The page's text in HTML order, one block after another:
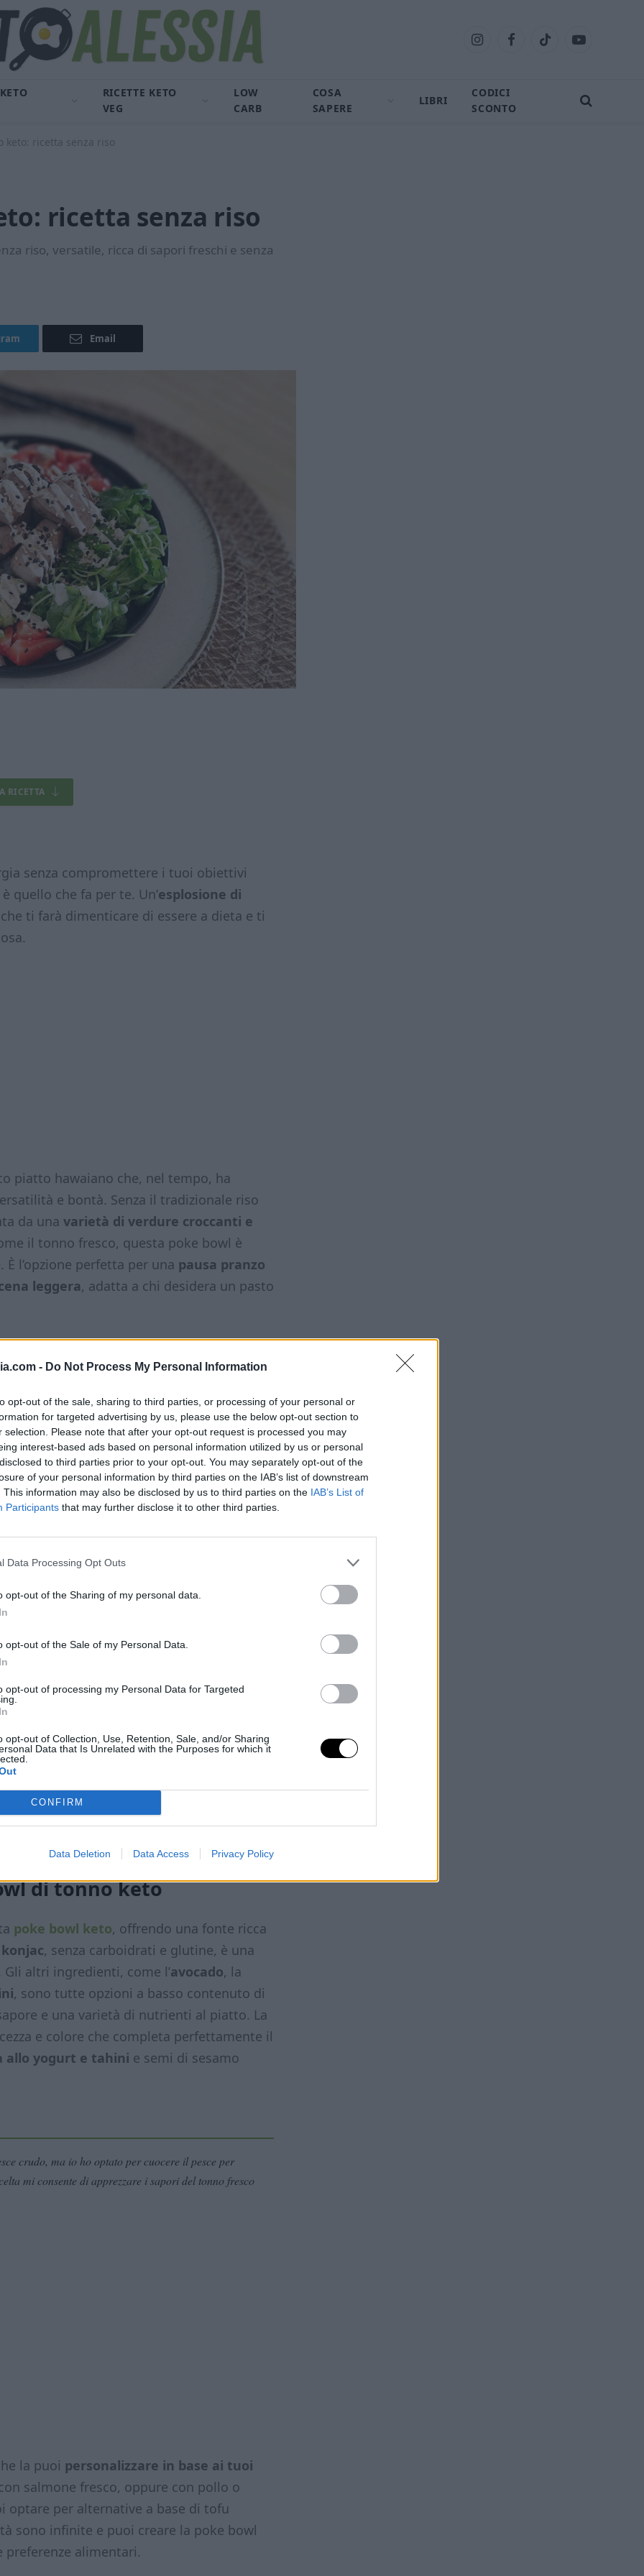
- Do Not Process My Personal Information
opt-out of the sale, sharing to third parties, or processing of your personal or
for targeted advertising by us, please use the below opt-out section to
selection. Please note that after your opt-out request is processed you may
interest-based ads based on personal information utilized by us or personal
to third parties prior to your opt-out. You may separately opt-out of the
of your personal information by third parties on the IAB’s list of downstream
This information may also be disclosed by us to third parties on the IAB’s List of
Participants that may further disclose it to other third parties.
Data Processing Opt Outs
opt-out of the Sharing of my personal data.
opt-out of the Sale of my Personal Data.
opt-out of processing my Personal Data for Targeted
opt-out of Collection, Use, Retention, Sale, and/or Sharing
Data that Is Unrelated with the Purposes for which it
CONFIRM
Data Deletion Data Access Privacy Policy
InstagramFacebookTikTok YouTube
RICETTE KETO
VEG
LOW
CARB
COSA
SAPERE
LIBRI
CODICI
SCONTO
keto: ricetta senza riso
ricetta senza riso
riso, versatile, ricca di sapori freschi e senza
Email
RICETTA
senza compromettere i tuoi obiettivi
è quello che fa per te. Un’esplosione di
che ti farà dimenticare di essere a dieta e ti
piatto hawaiano che, nel tempo, ha
e bontà. Senza il tradizionale riso
da una varietà di verdure croccanti e
il tonno fresco, questa poke bowl è
l’opzione perfetta per una pausa pranzo
leggera, adatta a chi desidera un pasto
taggandomi nelle storie. Puoi trovarmi
Trappetti:
adatto all’alimentazione chetogenica perché
e minerali. Quindi piatto saziante e super
di tonno keto
poke bowl keto, offrendo una fonte ricca
, senza carboidrati e glutine, è una
altri ingredienti, come l’avocado, la
, sono tutte opzioni a basso contenuto di
e una varietà di nutrienti al piatto. La
e colore che completa perfettamente il
allo yogurt e tahini e semi di sesamo
crudo, ma io ho optato per cuocere il pesce per
mi consente di apprezzare i sapori del tonno fresco
la puoi personalizzare in base ai tuoi
salmone fresco, oppure con pollo o
optare per alternative a base di tofu
sono infinite e puoi creare la poke bowl
alimentari.